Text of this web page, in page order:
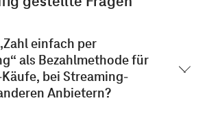
einfach per
als Bezahlmethode für
bei Streaming-
Anbietern?